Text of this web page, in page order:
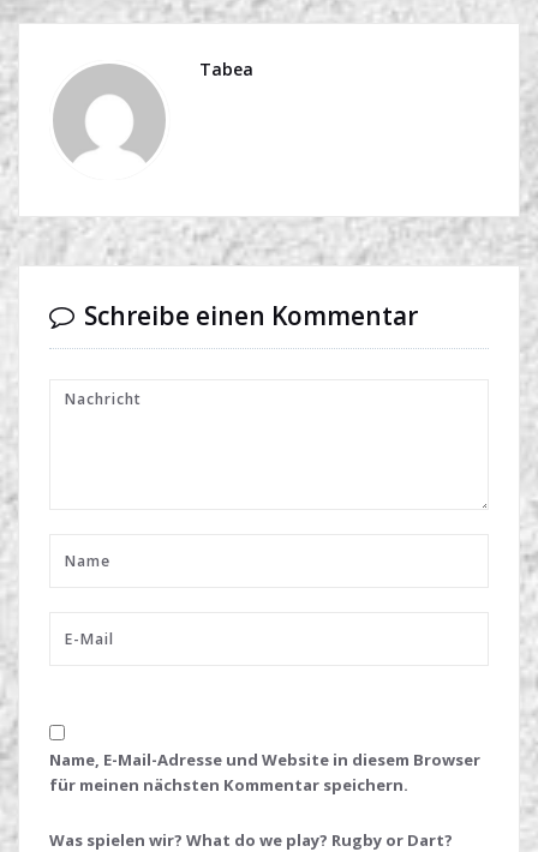
Tabea
Schreibe einen Kommentar
Name, E-Mail-Adresse und Website in diesem Browser
für meinen nächsten Kommentar speichern.
Was spielen wir? What do we play? Rugby or Dart?